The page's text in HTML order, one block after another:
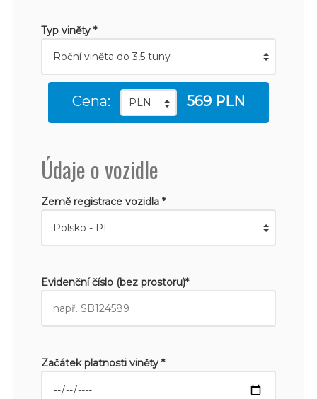
Typ viněty *
Cena: 569 PLN
Údaje o vozidle
Země registrace vozidla *
Evidenční číslo (bez prostoru)*
Začátek platnosti viněty *